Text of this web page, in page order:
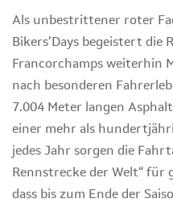
Als unbestrittener roter
Bikers’Days begeistert die
Francorchamps weiterhin
nach besonderen
7.004 Meter langen
einer mehr als
jedes Jahr sorgen die
Rennstrecke der Welt“ für
dass bis zum Ende der